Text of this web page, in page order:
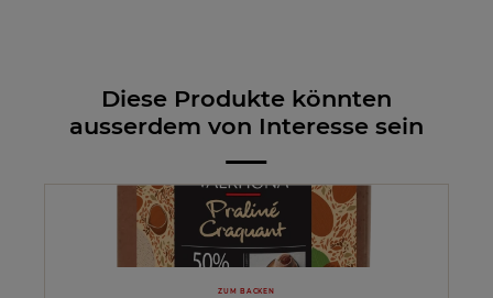
Diese Produkte könnten
ausserdem von Interesse sein
ZUM BACKEN